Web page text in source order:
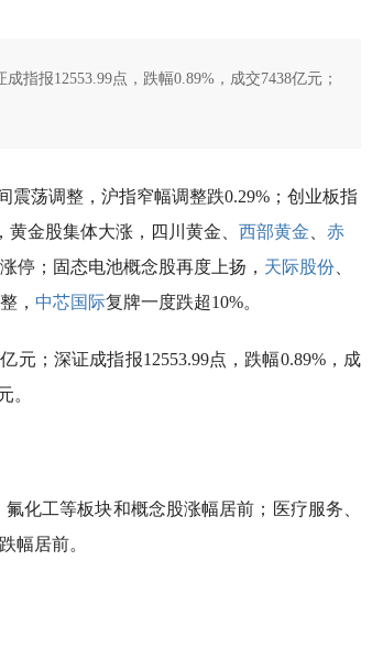
指报12553.99点，跌幅0.89%，成交7438亿元；
震荡调整，沪指窄幅调整跌0.29%；创业板指
金股集体大涨，四川黄金、 西部黄金
赤
涨停；固态电池概念股再度上扬， 天际股份
， 中芯国际复牌一度跌超10%。
元；深证成指报12553.99点，跌幅0.89%，成
。
化工等板块和概念股涨幅居前；医疗服务、
幅居前。